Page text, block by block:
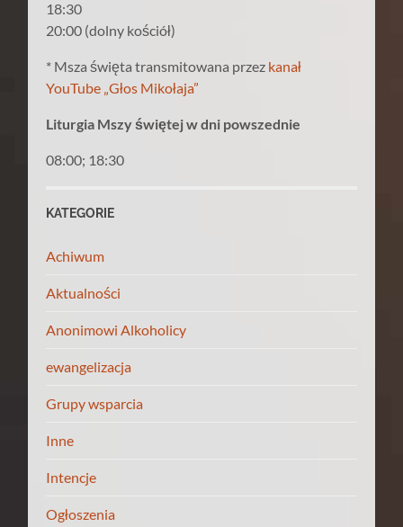
18:30
20:00 (dolny kościół)
* Msza święta transmitowana przez kanał
YouTube „Głos Mikołaja”
Liturgia Mszy świętej w dni powszednie
08:00; 18:30
KATEGORIE
Achiwum
Aktualności
Anonimowi Alkoholicy
ewangelizacja
Grupy wsparcia
Inne
Intencje
Ogłoszenia